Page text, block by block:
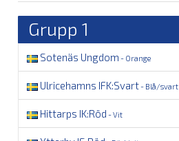
Grupp 1
Sotenäs Ungdom - Orange
Ulricehamns IFK:Svart- Blå/svart
Hittarps IK:Röd - Vit